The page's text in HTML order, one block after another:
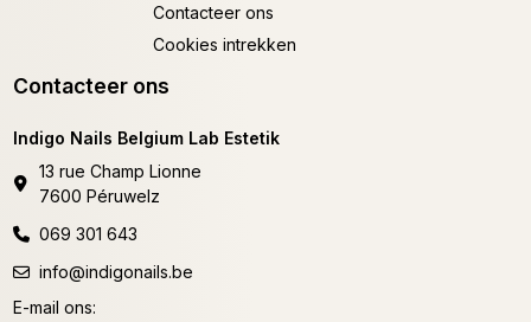
Contacteer ons
Cookies intrekken
Contacteer ons
Indigo Nails Belgium Lab Estetik
13 rue Champ Lionne
7600 Péruwelz
069 301 643
info@indigonails.be
E-mail ons: